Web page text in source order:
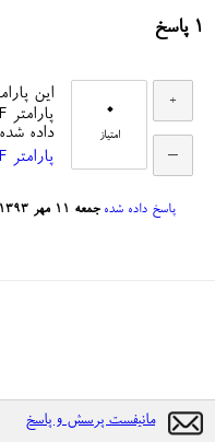
1 پاسخ
0
امتیاز
پارامتر
داده شده
پارامتر
پاسخ داده شده جمعه ۱۱ مهر ۱۳۹۳
مانیفست پرسش و پاسخ